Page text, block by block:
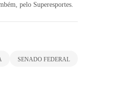
pelo Superesportes.
SENADO FEDERAL